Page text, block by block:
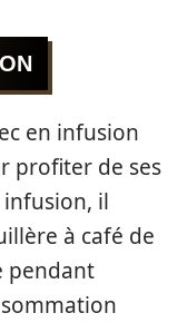
en infusion
profiter de ses
il
à café de
pendant